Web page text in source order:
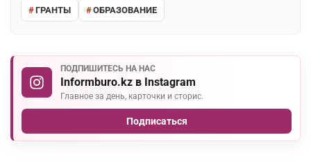
ГРАНТЫ ОБРАЗОВАНИЕ
ПОДПИШИТЕСЬ НА НАС
Informburo.kz в Instagram
Главное за день, карточки и сторис.
Подписаться